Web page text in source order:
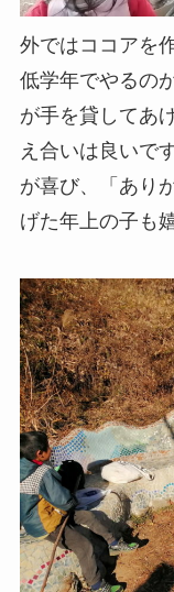
外ではココアを
低学年でやるの
が手を貸してあ
え合いは良いで
が喜び、「あり
げた年上の子も